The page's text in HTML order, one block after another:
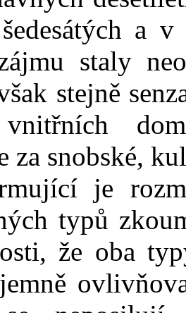
a v
staly
stejně
vnitřních
za snobské,
je
typů
že oba